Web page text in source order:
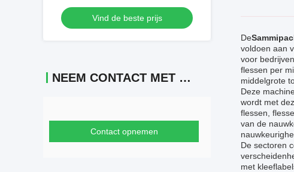
Geschikt voor etiketbreedte Hoogte 15-
140 mm Voeding 220 V 50 Hz
Labeltoepassing
Vind de beste prijs
NEEM CONTACT MET ONS OP
Contact opnemen
De
voldoen aan
voor
flessen per
middelgrote
Deze
wordt met
flessen,
van de
De sectoren
met